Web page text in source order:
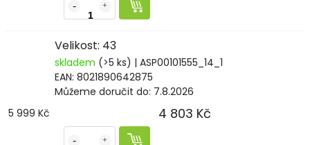
Velikost: 43
skladem (>5 ks) | ASP00101555_14_1
EAN: 8021890642875
Můžeme doručit do: 7.8.2026
5 999 Kč
4 803 Kč